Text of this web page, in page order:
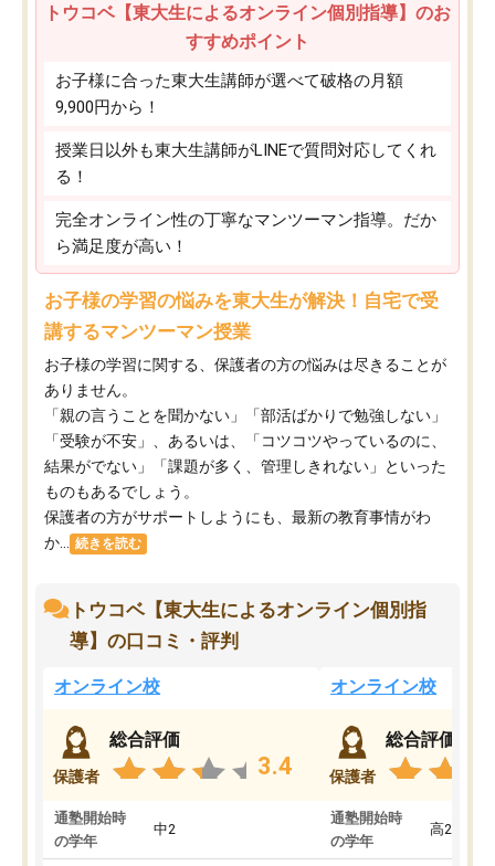
トウコベ【東大生によるオンライン個別指導】のお
すすめポイント
お子様に合った東大生講師が選べて破格の月額
9,900円から！
授業日以外も東大生講師がLINEで質問対応してくれ
る！
完全オンライン性の丁寧なマンツーマン指導。だか
ら満足度が高い！
お子様の学習の悩みを東大生が解決！自宅で受
講するマンツーマン授業
お子様の学習に関する、保護者の方の悩みは尽きることが
ありません。
「親の言うことを聞かない」「部活ばかりで勉強しない」
「受験が不安」、あるいは、「コツコツやっているのに、
結果がでない」「課題が多く、管理しきれない」といった
ものもあるでしょう。
保護者の方がサポートしようにも、最新の教育事情がわ
か...
続きを読む
トウコベ【東大生によるオンライン個別指
導】の口コミ・評判
オンライン校
保護者
総合評価
3.4
通塾開始時
の学年
中2
オンライン校
保護者
総合評価
通塾開始時
の学年
高2